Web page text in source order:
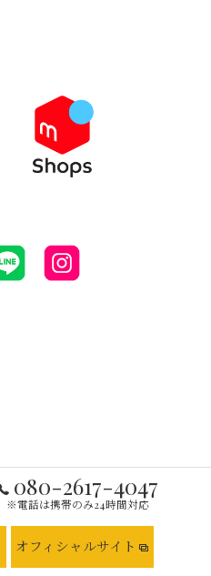
080-2617-4047
※電話は携帯のみ24時間対応
オフィシャルサイト